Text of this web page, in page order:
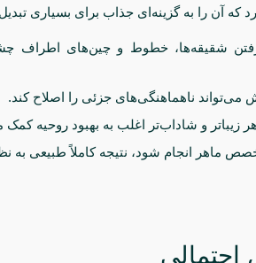
که آن را به گزینه‌ای جذاب برای بسیاری
رفتن شقیقه‌ها، خطوط و چین‌های اطراف
می‌تواند ناهماهنگی‌های جزئی را اصلاح کند.
زیباتر و شاداب‌تر اغلب به بهبود روحیه کمک
ماهر انجام شود، نتیجه کاملاً طبیعی به